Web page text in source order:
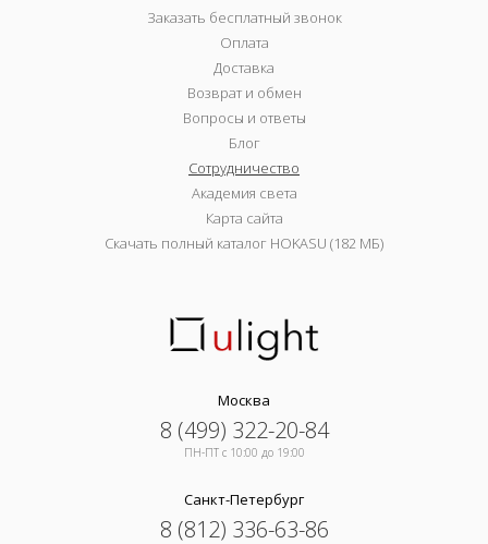
Заказать бесплатный звонок
Оплата
Доставка
Возврат и обмен
Вопросы и ответы
Блог
Сотрудничество
Академия света
Карта сайта
Скачать полный каталог HOKASU (182 МБ)
Москва
8 (499) 322-20-84
ПН-ПТ c 10:00 до 19:00
Санкт-Петербург
8 (812) 336-63-86